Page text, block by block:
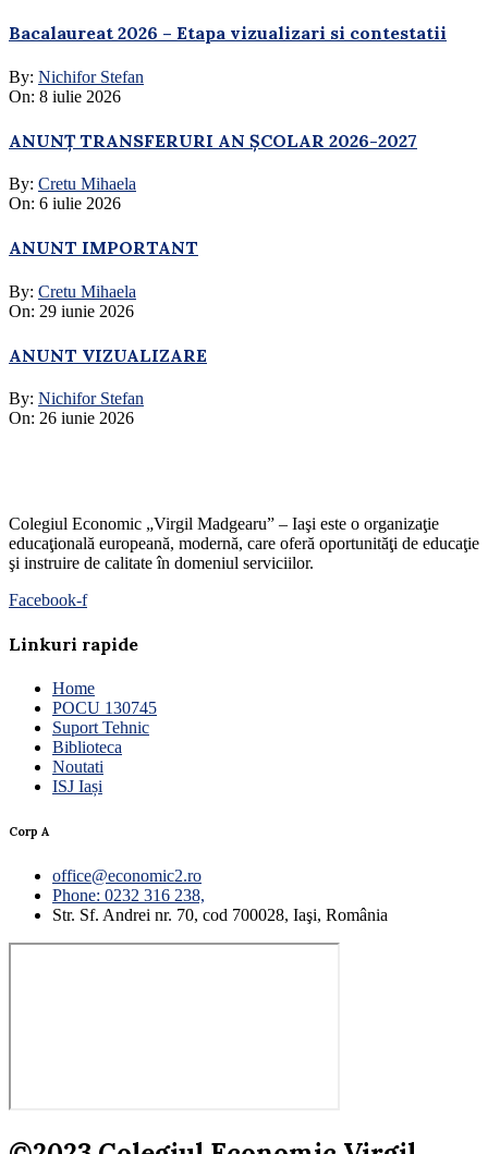
Bacalaureat 2026 – Etapa vizualizari si contestatii
By: Nichifor Stefan
On: 8 iulie 2026
ANUNȚ TRANSFERURI AN ȘCOLAR 2026-2027
By: Cretu Mihaela
On: 6 iulie 2026
ANUNT IMPORTANT
By: Cretu Mihaela
On: 29 iunie 2026
ANUNT VIZUALIZARE
By: Nichifor Stefan
On: 26 iunie 2026
Colegiul Economic „Virgil Madgearu” – Iaşi este o organizaţie
educaţională europeană, modernă, care oferă oportunităţi de educaţie
şi instruire de calitate în domeniul serviciilor.
Facebook-f
Linkuri rapide
Home
POCU 130745
Suport Tehnic
Biblioteca
Noutati
ISJ Iași
Corp A
office@economic2.ro
Phone: 0232 316 238,
Str. Sf. Andrei nr. 70, cod 700028, Iaşi, România